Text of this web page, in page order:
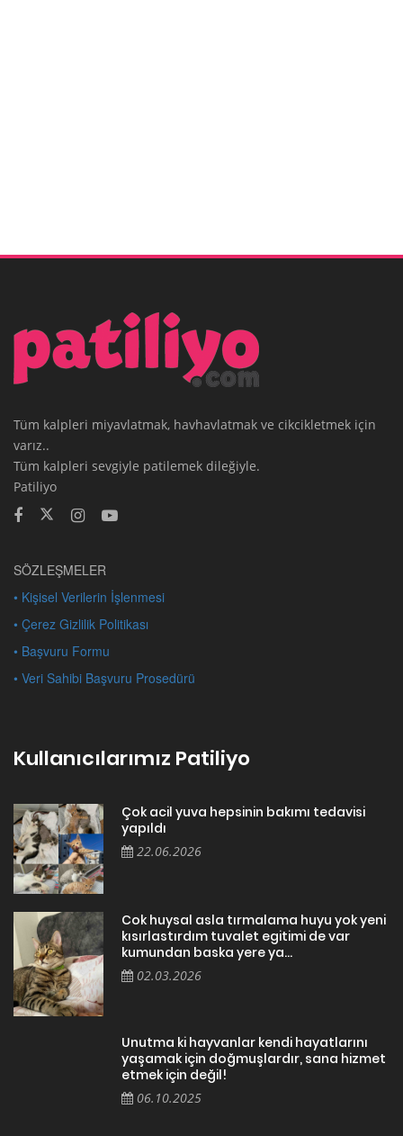
Tüm kalpleri miyavlatmak, havhavlatmak ve cikcikletmek için
varız..
Tüm kalpleri sevgiyle patilemek dileğiyle.
Patiliyo
SÖZLEŞMELER
• Kişisel Verilerin İşlenmesi
• Çerez Gizlilik Politikası
• Başvuru Formu
• Veri Sahibi Başvuru Prosedürü
Kullanıcılarımız Patiliyo
Çok acil yuva hepsinin bakımı tedavisi
yapıldı
22.06.2026
Cok huysal asla tırmalama huyu yok yeni
kısırlastırdım tuvalet egitimi de var
kumundan baska yere ya...
02.03.2026
Unutma ki hayvanlar kendi hayatlarını
yaşamak için doğmuşlardır, sana hizmet
etmek için değil!
06.10.2025